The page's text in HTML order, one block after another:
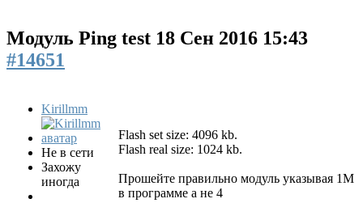
Модуль Ping test 18 Сен 2016 15:43
#14651
Kirillmm
Не в сети
Захожу
иногда
Flash set size: 4096 kb.
Flash real size: 1024 kb.
Прошейте правильно модуль указывая 1М
в программе а не 4